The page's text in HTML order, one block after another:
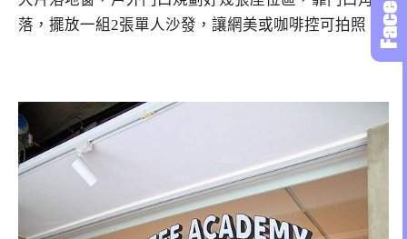
落，擺放一組2張單人沙發，讓網美或咖啡控可拍照。